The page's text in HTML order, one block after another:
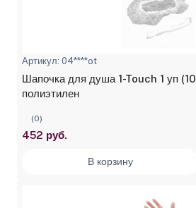
Артикул: 04****ot
Шапочка для душа 1-Touch 1 уп
полиэтилен
(0)
452 руб.
В корзину